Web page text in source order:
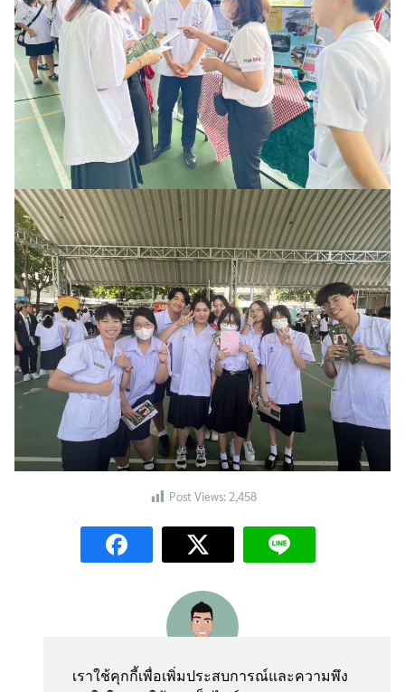
เราใช้คุกกี้เพื่อเพิ่มประสบการณ์และความพึง
Post Views: 2,458
webmaster